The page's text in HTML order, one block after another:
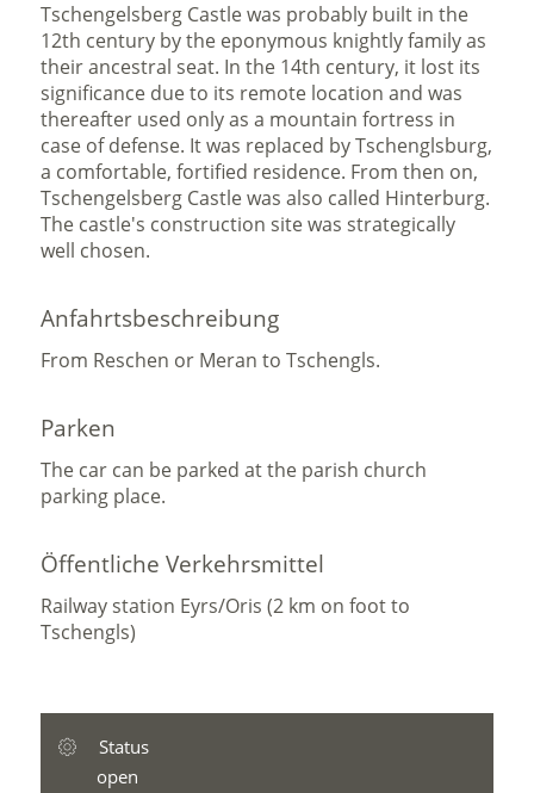
Tschengelsberg Castle was probably built in the
12th century by the eponymous knightly family as
their ancestral seat. In the 14th century, it lost its
significance due to its remote location and was
thereafter used only as a mountain fortress in
case of defense. It was replaced by Tschenglsburg,
a comfortable, fortified residence. From then on,
Tschengelsberg Castle was also called Hinterburg.
The castle's construction site was strategically
well chosen.
Anfahrtsbeschreibung
From Reschen or Meran to Tschengls.
Parken
The car can be parked at the parish church
parking place.
Öffentliche Verkehrsmittel
Railway station Eyrs/Oris (2 km on foot to
Tschengls)
Status
open